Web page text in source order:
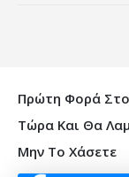
Πρώτη Φορά
Τώρα Και Θα
Μην Το Χάσετε